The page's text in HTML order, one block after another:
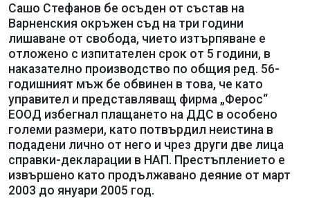
Сашо Стефанов бе осъден от състав на
Варненския окръжен съд на три години
лишаване от свобода, чието изтърпяване е
отложено с изпитателен срок от 5 години, в
наказателно производство по общия ред. 56-
годишният мъж бе обвинен в това, че като
управител и представляващ фирма „Ферос“
ЕООД избегнал плащането на ДДС в особено
големи размери, като потвърдил неистина в
подадени лично от него и чрез други две лица
справки-декларации в НАП. Престъплението е
извършено като продължавано деяние от март
2003 до януари 2005 год.